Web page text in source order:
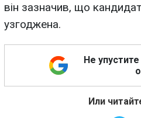
він зазначив, що
узгоджена.
Не
Или